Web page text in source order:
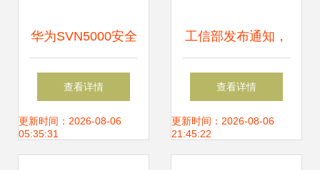
华为SVN5000安全
接入网关 筑牢企业
信息安全防线的利
查看详情
更新时间：2026-08-06
05:35:31
工信部发布通知，
全面清理规范互联
网网络接入服务市
查看详情
更新时间：2026-08-06
21:45:22